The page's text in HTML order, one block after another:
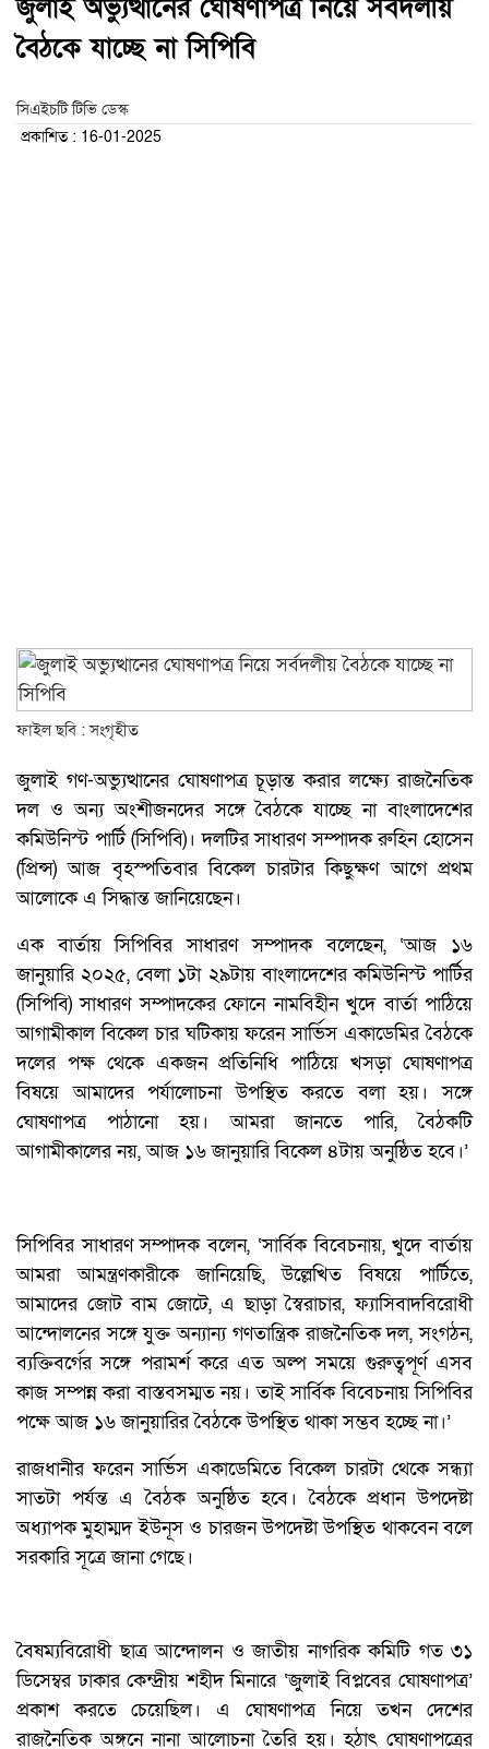
জুলাই অভ্যুত্থানের ঘোষণাপত্র নিয়ে সর্বদলীয়
বৈঠকে যাচ্ছে না সিপিবি
সিএইচটি টিভি ডেস্ক
প্রকাশিত : 16-01-2025
ফাইল ছবি : সংগৃহীত
জুলাই গণ-অভ্যুত্থানের ঘোষণাপত্র চূড়ান্ত করার লক্ষ্যে রাজনৈতিক
দল ও অন্য অংশীজনদের সঙ্গে বৈঠকে যাচ্ছে না বাংলাদেশের
কমিউনিস্ট পার্টি (সিপিবি)। দলটির সাধারণ সম্পাদক রুহিন হোসেন
(প্রিন্স) আজ বৃহস্পতিবার বিকেল চারটার কিছুক্ষণ আগে প্রথম
আলোকে এ সিদ্ধান্ত জানিয়েছেন।
এক বার্তায় সিপিবির সাধারণ সম্পাদক বলেছেন, ‘আজ ১৬
জানুয়ারি ২০২৫, বেলা ১টা ২৯টায় বাংলাদেশের কমিউনিস্ট পার্টির
(সিপিবি) সাধারণ সম্পাদকের ফোনে নামবিহীন খুদে বার্তা পাঠিয়ে
আগামীকাল বিকেল চার ঘটিকায় ফরেন সার্ভিস একাডেমির বৈঠকে
দলের পক্ষ থেকে একজন প্রতিনিধি পাঠিয়ে খসড়া ঘোষণাপত্র
বিষয়ে আমাদের পর্যালোচনা উপস্থিত করতে বলা হয়। সঙ্গে
ঘোষণাপত্র পাঠানো হয়। আমরা জানতে পারি, বৈঠকটি
আগামীকালের নয়, আজ ১৬ জানুয়ারি বিকেল ৪টায় অনুষ্ঠিত হবে।’
সিপিবির সাধারণ সম্পাদক বলেন, ‘সার্বিক বিবেচনায়, খুদে বার্তায়
আমরা আমন্ত্রণকারীকে জানিয়েছি, উল্লেখিত বিষয়ে পার্টিতে,
আমাদের জোট বাম জোটে, এ ছাড়া স্বৈরাচার, ফ্যাসিবাদবিরোধী
আন্দোলনের সঙ্গে যুক্ত অন্যান্য গণতান্ত্রিক রাজনৈতিক দল, সংগঠন,
ব্যক্তিবর্গের সঙ্গে পরামর্শ করে এত অল্প সময়ে গুরুত্বপূর্ণ এসব
কাজ সম্পন্ন করা বাস্তবসম্মত নয়। তাই সার্বিক বিবেচনায় সিপিবির
পক্ষে আজ ১৬ জানুয়ারির বৈঠকে উপস্থিত থাকা সম্ভব হচ্ছে না।’
রাজধানীর ফরেন সার্ভিস একাডেমিতে বিকেল চারটা থেকে সন্ধ্যা
সাতটা পর্যন্ত এ বৈঠক অনুষ্ঠিত হবে। বৈঠকে প্রধান উপদেষ্টা
অধ্যাপক মুহাম্মদ ইউনূস ও চারজন উপদেষ্টা উপস্থিত থাকবেন বলে
সরকারি সূত্রে জানা গেছে।
বৈষম্যবিরোধী ছাত্র আন্দোলন ও জাতীয় নাগরিক কমিটি গত ৩১
ডিসেম্বর ঢাকার কেন্দ্রীয় শহীদ মিনারে ‘জুলাই বিপ্লবের ঘোষণাপত্র’
প্রকাশ করতে চেয়েছিল। এ ঘোষণাপত্র নিয়ে তখন দেশের
রাজনৈতিক অঙ্গনে নানা আলোচনা তৈরি হয়। হঠাৎ ঘোষণাপত্রের